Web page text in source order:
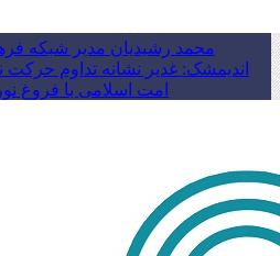
محمد رشیدیان مدیر شبکه
اندیمشک: غدیر نشانه تداوم
امت اسلامی با فروغ